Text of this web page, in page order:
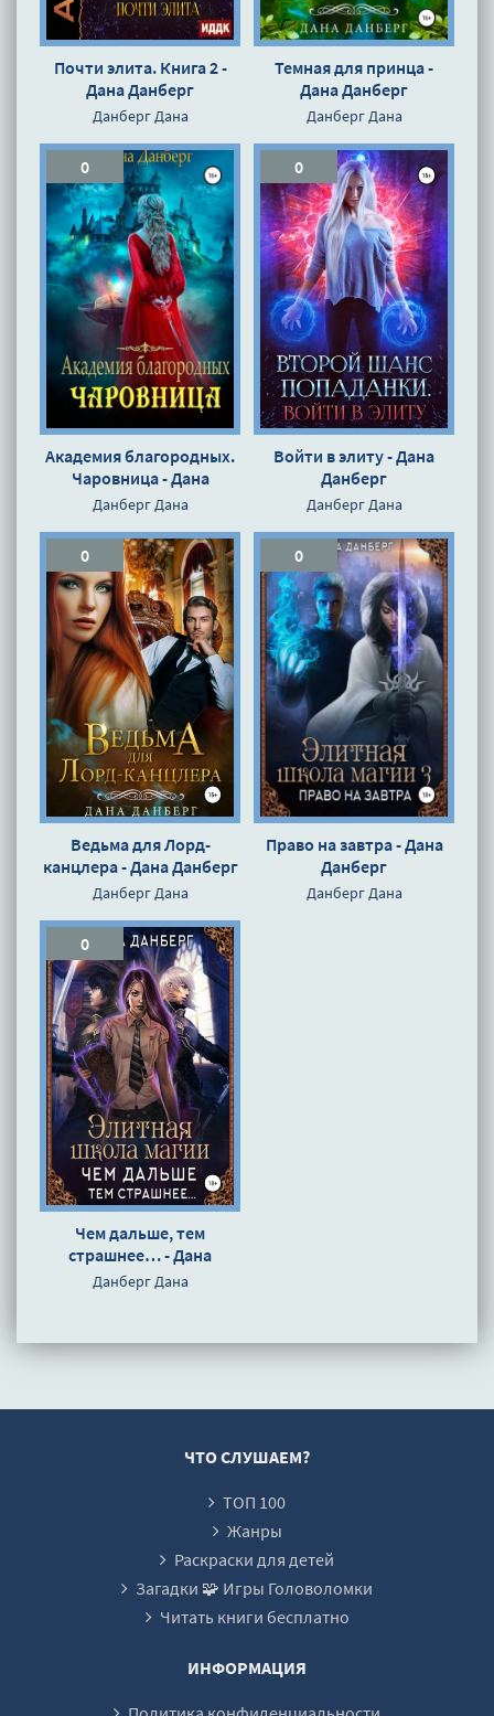
Почти элита. Книга 2 -
Дана Данберг
Данберг Дана
Темная для принца -
Дана Данберг
Данберг Дана
0
Академия благородных.
Чаровница - Дана
Данберг
Данберг Дана
0
Войти в элиту - Дана
Данберг
Данберг Дана
0
Ведьма для Лорд-
канцлера - Дана Данберг
Данберг Дана
0
Право на завтра - Дана
Данберг
Данберг Дана
0
Чем дальше, тем
страшнее… - Дана
Данберг
Данберг Дана
ЧТО СЛУШАЕМ?
ТОП 100
Жанры
Раскраски для детей
Загадки 🧩 Игры Головоломки
Читать книги бесплатно
ИНФОРМАЦИЯ